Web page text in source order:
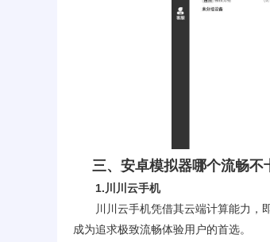
三、安卓模拟器哪个流畅不
1.川川云手机
川川云手机凭借其云端计算能力，
成为追求极致流畅体验用户的首选。